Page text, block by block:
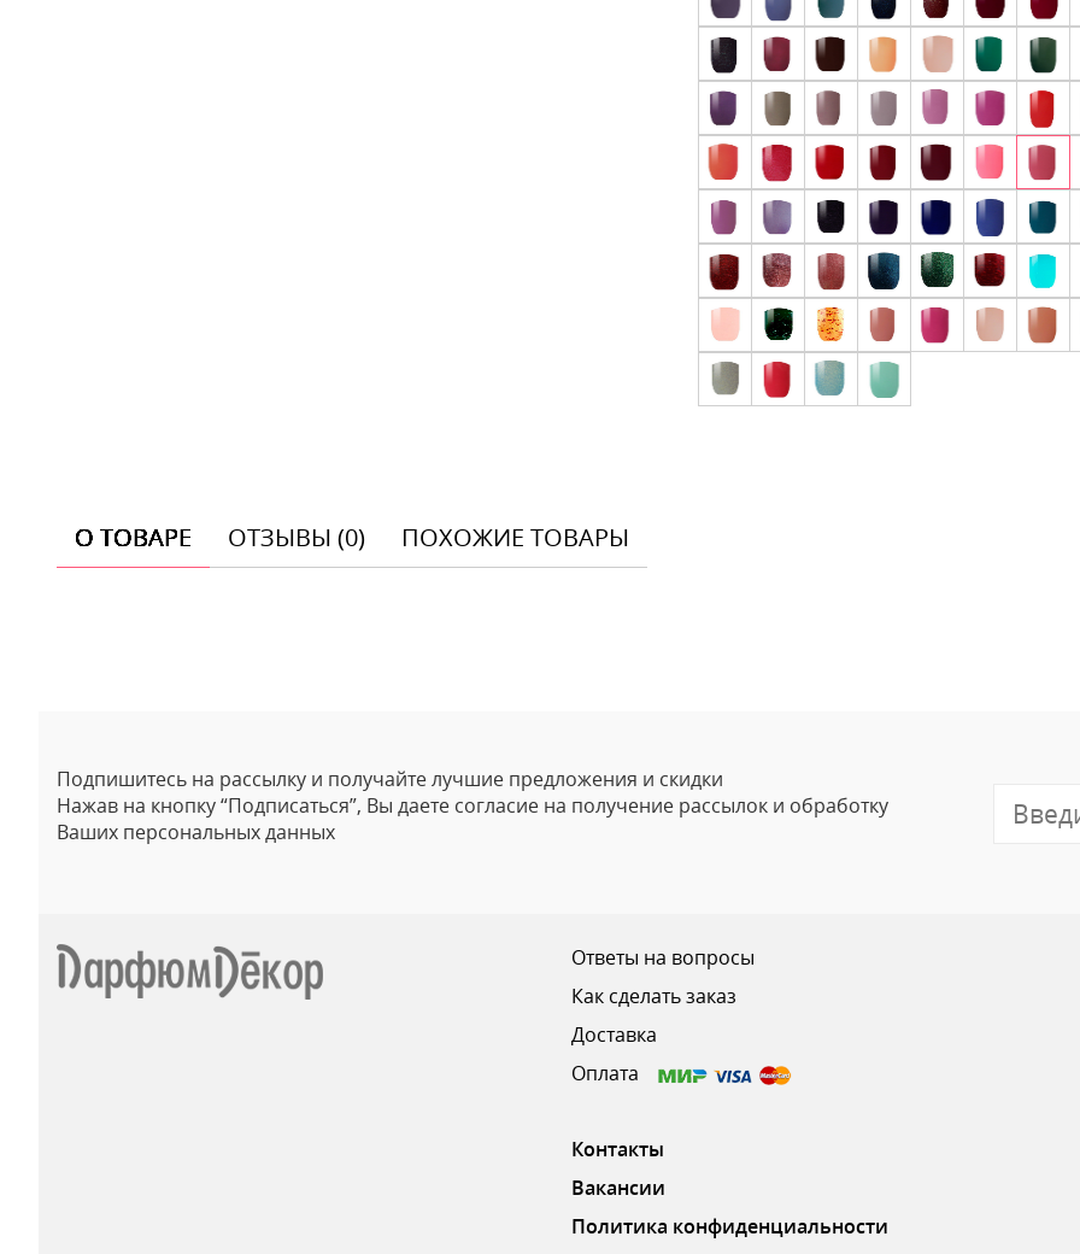
О ТОВАРЕ ОТЗЫВЫ (0) ПОХОЖИЕ ТОВАРЫ
Подпишитесь на рассылку и получайте лучшие предложения и скидки
Нажав на кнопку “Подписаться”, Вы даете согласие на получение рассылок и обработку
Ваших персональных данных
Ответы на вопросы
Как сделать заказ
Доставка
Оплата
Контакты
Вакансии
Политика конфиденциальности